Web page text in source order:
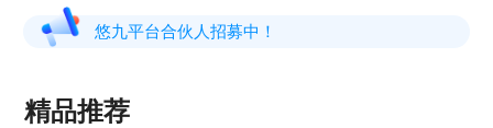
悠九平台合伙人招募中！
精品推荐